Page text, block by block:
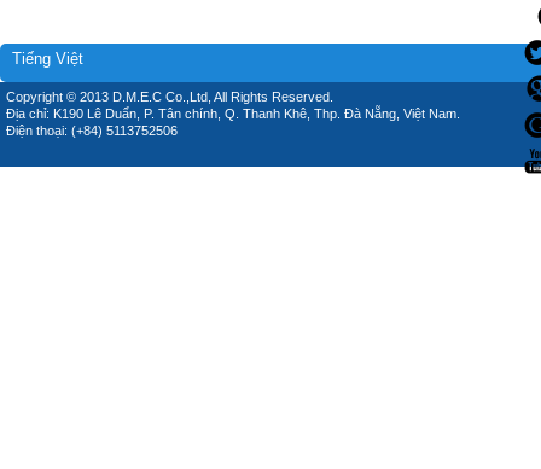
Tiếng Việt
Copyright © 2013 D.M.E.C Co.,Ltd, All Rights Reserved.
Địa chỉ: K190 Lê Duẩn, P. Tân chính, Q. Thanh Khê, Thp. Đà Nẵng, Việt Nam.
Điện thoại: (+84) 5113752506